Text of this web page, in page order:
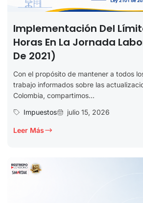
Implementación Del
Horas En La Jornada
De 2021)
Con el propósito de mantener a todos
trabajo informados sobre las
Colombia, compartimos...
Impuestos
julio 15, 2026
Leer Más